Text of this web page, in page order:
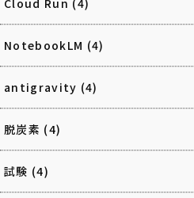
Cloud Run (4)
NotebookLM (4)
antigravity (4)
脱炭素 (4)
試験 (4)